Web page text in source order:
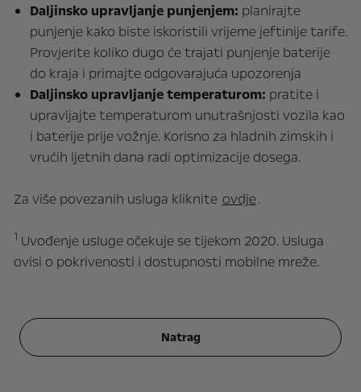
Daljinsko upravljanje punjenjem: planirajte
punjenje kako biste iskoristili vrijeme jeftinije tarife.
Provjerite koliko dugo će trajati punjenje baterije
do kraja i primajte odgovarajuća upozorenja
Daljinsko upravljanje temperaturom: pratite i
upravljajte temperaturom unutrašnjosti vozila kao
i baterije prije vožnje. Korisno za hladnih zimskih i
vrućih ljetnih dana radi optimizacije dosega.
Za više povezanih usluga kliknite ovdje.
1 Uvođenje usluge očekuje se tijekom 2020. Usluga
ovisi o pokrivenosti i dostupnosti mobilne mreže.
Natrag